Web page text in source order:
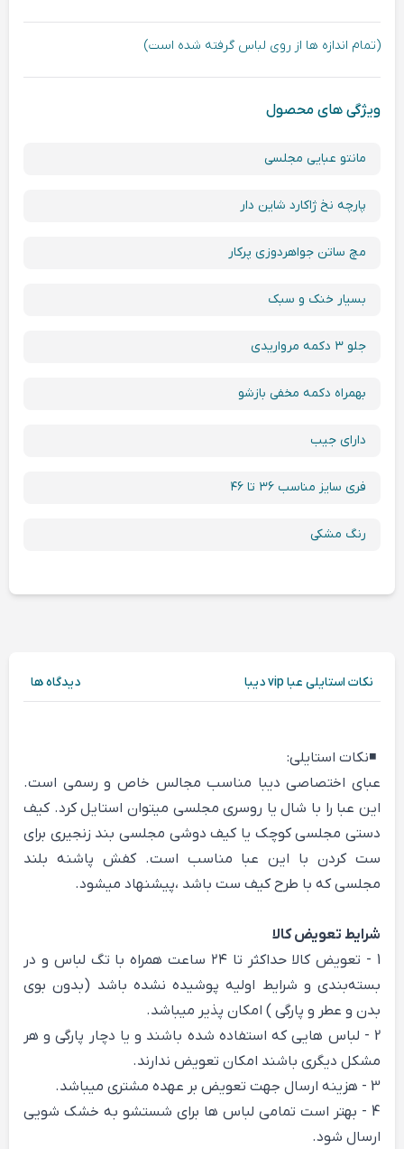
(تمام اندازه ها از روی لباس گرفته شده است)
ویژگی های محصول
مانتو عبایی مجلسی
پارچه نخ ژاکارد شاین دار
مچ ساتن جواهردوزی پرکار
بسیار خنک و سبک
جلو ۳ دکمه مرواریدی
بهمراه دکمه مخفی بازشو
دارای جیب
فری سایز مناسب ۳۶ تا ۴۶
رنگ مشکی
نکات استایلی عبا vip دیبا دیدگاه ها
◾️نکات استایلی:
عبای اختصاصی دیبا مناسب مجالس خاص و رسمی است.
این عبا را با شال یا روسری مجلسی میتوان استایل کرد. کیف
دستی مجلسی کوچک یا کیف دوشی مجلسی بند زنجیری برای
ست کردن با این عبا مناسب است. کفش پاشنه بلند
مجلسی که با طرح کیف ست باشد ،پیشنهاد میشود.
شرایط تعویض کالا
1 - تعویض کالا حداکثر تا ۲۴ ساعت همراه با تگ لباس و در
بسته‌بندی و شرایط اولیه پوشیده نشده باشد (بدون بوی
بدن و عطر و پارگی ) امکان پذیر میباشد.
2 - لباس هایی که استفاده شده باشند و یا دچار پارگی و هر
مشکل دیگری باشند امکان تعویض ندارند.
3 - هزینه ارسال جهت تعویض بر عهده مشتری میباشد.
4 - بهتر است تمامی لباس ها برای شستشو به خشک شویی
ارسال شود.